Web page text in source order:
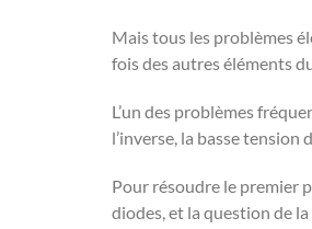
Mais tous les problèmes
fois des autres éléments
L’un des problèmes
l’inverse, la basse tension
Pour résoudre le premier
diodes, et la question de